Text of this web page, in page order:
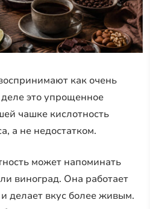
как очень
это упрощенное
чашке кислотность
а не недостатком.
может напоминать
виноград. Она работает
делает вкус более живым.